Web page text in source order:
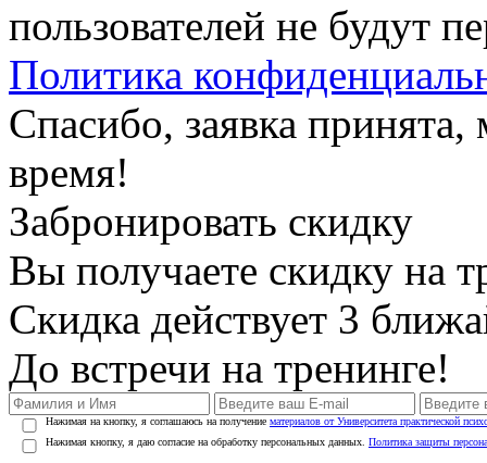
пользователей не будут
Политика
Спасибо, заявка
время!
Забронировать скидку
Вы получаете скидку на
Скидка действует 3
До встречи на тренинге!
Нажимая на кнопку, я соглашаюсь на получение материалов от Университета практической
Нажимая кнопку, я даю согласие на обработку персональных данных. Политика защиты